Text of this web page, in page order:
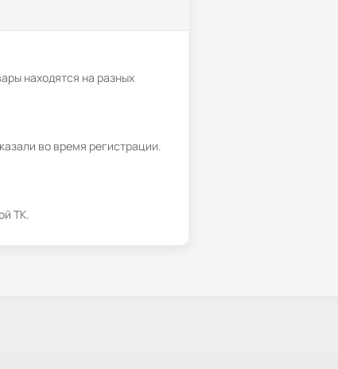
находятся на разных
во время регистрации.
ТК.